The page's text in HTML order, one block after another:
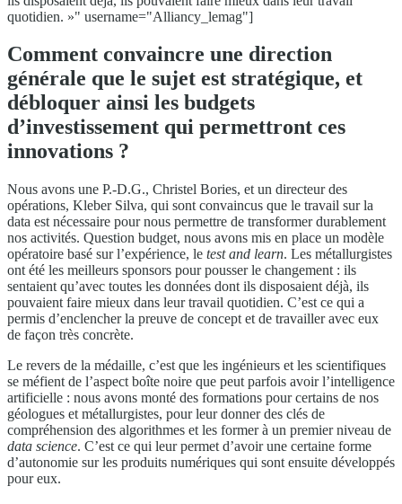
quotidien. »" username="Alliancy_lemag"]
Comment convaincre une direction
générale que le sujet est stratégique, et
débloquer ainsi les budgets
d’investissement qui permettront ces
innovations ?
Nous avons une P.-D.G., Christel Bories, et un directeur des
opérations, Kleber Silva, qui sont convaincus que le travail sur la
data est nécessaire pour nous permettre de transformer durablement
nos activités. Question budget, nous avons mis en place un modèle
opératoire basé sur l’expérience, le test and learn. Les métallurgistes
ont été les meilleurs sponsors pour pousser le changement : ils
sentaient qu’avec toutes les données dont ils disposaient déjà, ils
pouvaient faire mieux dans leur travail quotidien. C’est ce qui a
permis d’enclencher la preuve de concept et de travailler avec eux
de façon très concrète.
Le revers de la médaille, c’est que les ingénieurs et les scientifiques
se méfient de l’aspect boîte noire que peut parfois avoir l’intelligence
artificielle : nous avons monté des formations pour certains de nos
géologues et métallurgistes, pour leur donner des clés de
compréhension des algorithmes et les former à un premier niveau de
data science. C’est ce qui leur permet d’avoir une certaine forme
d’autonomie sur les produits numériques qui sont ensuite développés
pour eux.